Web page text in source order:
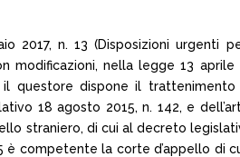
2017, n. 13 (Disposizioni urgenti
nella legge 13
dispone il
18 agosto 2015, n. 142, e
straniero, di cui al decreto
competente la corte d’appello di